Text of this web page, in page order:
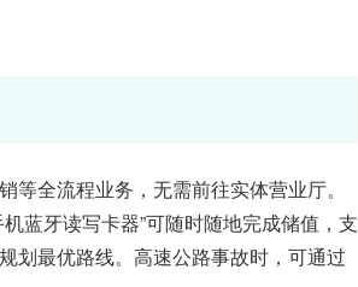
全流程业务，无需前往实体营业厅。
蓝牙读写卡器”可随时随地完成储值，支
划最优路线。高速公路事故时，可通过